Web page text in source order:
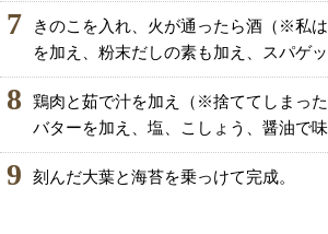
7
きのこを入れ、火が通ったら酒（※私は
を加え、粉末だしの素も加え、スパゲ
8
鶏肉と茹で汁を加え（※捨ててしまった
バターを加え、塩、こしょう、醤油で味
9 刻んだ大葉と海苔を乗っけて完成。